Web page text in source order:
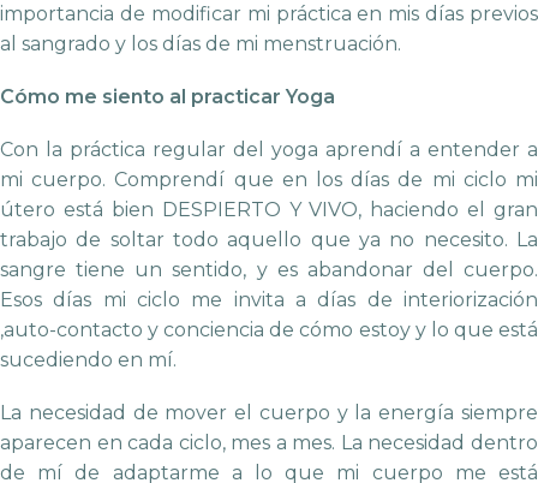
importancia de modificar mi práctica en mis días previos
al sangrado y los días de mi menstruación.
Cómo me siento al practicar Yoga
Con la práctica regular del yoga aprendí a entender a
mi cuerpo. Comprendí que en los días de mi ciclo mi
útero está bien DESPIERTO Y VIVO, haciendo el gran
trabajo de soltar todo aquello que ya no necesito. La
sangre tiene un sentido, y es abandonar del cuerpo.
Esos días mi ciclo me invita a días de interiorización
,auto-contacto y conciencia de cómo estoy y lo que está
sucediendo en mí.
La necesidad de mover el cuerpo y la energía siempre
aparecen en cada ciclo, mes a mes. La necesidad dentro
de mí de adaptarme a lo que mi cuerpo me está